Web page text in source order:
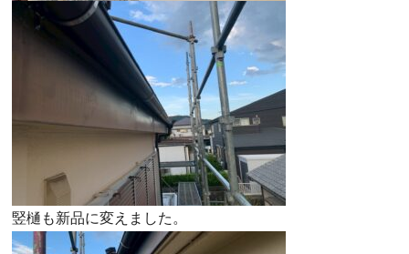
竪樋も新品に変えました。